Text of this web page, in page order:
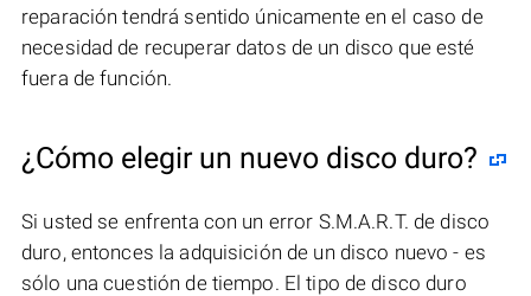
reparación tendrá sentido únicamente en el caso de
necesidad de recuperar datos de un disco que esté
fuera de función.
¿Cómo elegir un nuevo disco duro?
Si usted se enfrenta con un error S.M.A.R.T. de disco
duro, entonces la adquisición de un disco nuevo - es
sólo una cuestión de tiempo. El tipo de disco duro